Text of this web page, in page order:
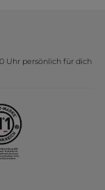
Uhr persönlich für dich